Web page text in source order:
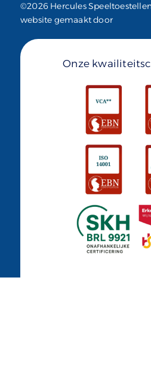
©2026 Hercules
website gemaakt door
Onze